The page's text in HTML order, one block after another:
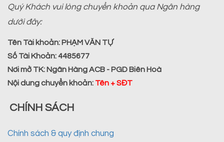
Quý Khách vui lòng chuyển khoản qua Ngân hàng
dưới đây:
Tên Tài khoản: PHẠM VĂN TỰ
Số Tài Khoản:4485677
Nơi mở TK: Ngân Hàng ACB - PGD Biên Hoà
Nội dung chuyển khoản: Tên + SĐT
CHÍNH SÁCH
Chính sách & quy định chung